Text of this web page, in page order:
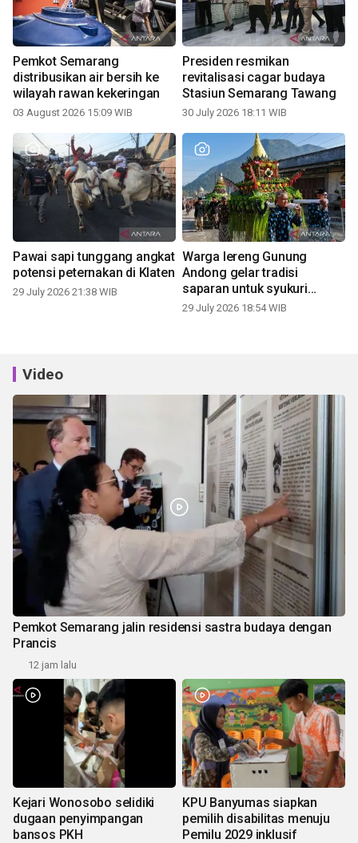
Pemkot Semarang
distribusikan air bersih ke
wilayah rawan kekeringan
03 August 2026 15:09 WIB
Presiden resmikan
revitalisasi cagar budaya
Stasiun Semarang Tawang
30 July 2026 18:11 WIB
Pawai sapi tunggang angkat
potensi peternakan di Klaten
29 July 2026 21:38 WIB
Warga lereng Gunung
Andong gelar tradisi
saparan untuk syukuri
panen
29 July 2026 18:54 WIB
Video
Pemkot Semarang jalin residensi sastra budaya dengan
Prancis
12 jam lalu
Kejari Wonosobo selidiki
dugaan penyimpangan
bansos PKH
KPU Banyumas siapkan
pemilih disabilitas menuju
Pemilu 2029 inklusif